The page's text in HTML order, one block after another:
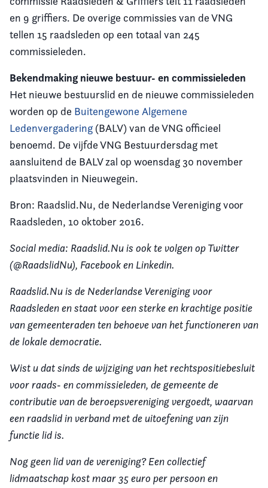
en 9 griffiers. De overige commissies van de VNG
tellen 15 raadsleden op een totaal van 245
commissieleden.
Bekendmaking nieuwe bestuur- en commissieleden
Het nieuwe bestuurslid en de nieuwe commissieleden
worden op de Buitengewone Algemene
Ledenvergadering (BALV) van de VNG officieel
benoemd. De vijfde VNG Bestuurdersdag met
aansluitend de BALV zal op woensdag 30 november
plaatsvinden in Nieuwegein.
Bron: Raadslid.Nu, de Nederlandse Vereniging voor
Raadsleden, 10 oktober 2016.
Social media: Raadslid.Nu is ook te volgen op Twitter
(@RaadslidNu), Facebook en Linkedin.
Raadslid.Nu is de Nederlandse Vereniging voor
Raadsleden en staat voor een sterke en krachtige positie
van gemeenteraden ten behoeve van het functioneren van
de lokale democratie.
Wist u dat sinds de wijziging van het rechtspositiebesluit
voor raads- en commissieleden, de gemeente de
contributie van de beroepsvereniging vergoedt, waarvan
een raadslid in verband met de uitoefening van zijn
functie lid is.
Nog geen lid van de vereniging? Een collectief
lidmaatschap kost maar 35 euro per persoon en